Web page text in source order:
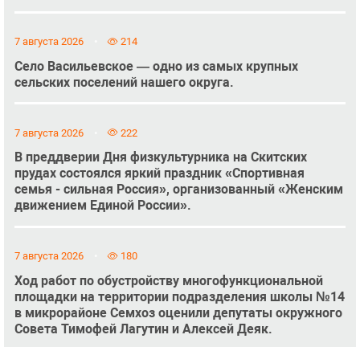
7 августа 2026 214
Село Васильевское — одно из самых крупных
сельских поселений нашего округа.
7 августа 2026 222
В преддверии Дня физкультурника на Скитских
прудах состоялся яркий праздник «Спортивная
семья - сильная Россия», организованный «Женским
движением Единой России».
7 августа 2026 180
Ход работ по обустройству многофункциональной
площадки на территории подразделения школы №14
в микрорайоне Семхоз оценили депутаты окружного
Совета Тимофей Лагутин и Алексей Деяк.